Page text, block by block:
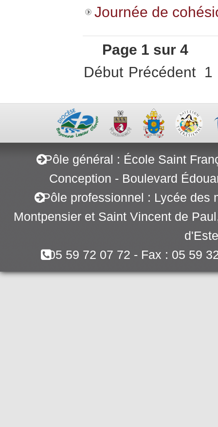
Journée de
Page 1 sur 4
Début Précédent 1
Pôle général : École Saint
Conception - Boulevard
Pôle professionnel : Lycée des
Montpensier et Saint Vincent de
05 59 72 07 72 - Fax : 05 59